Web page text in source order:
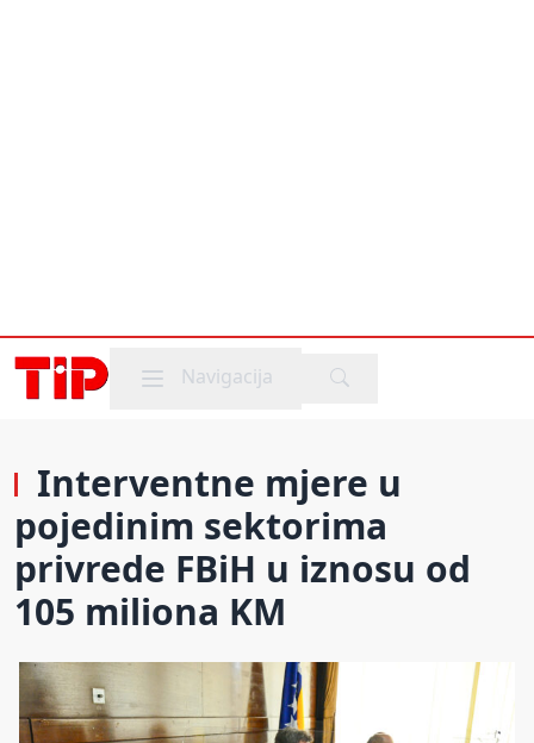
Mobile menu
Navigacija
Interventne mjere u
pojedinim sektorima
privrede FBiH u iznosu od
105 miliona KM